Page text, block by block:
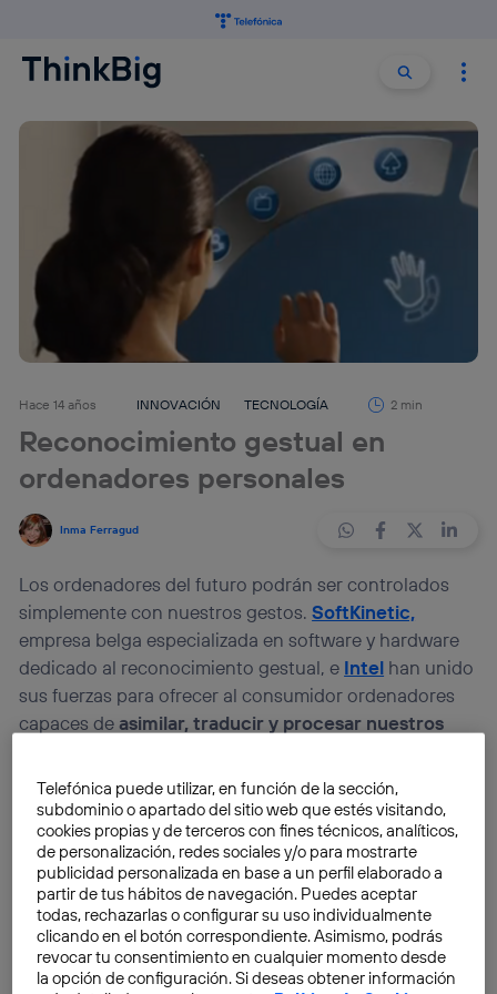
Buscar
Hace 14 años INNOVACIÓN TECNOLOGÍA 2 min
Reconocimiento gestual en
ordenadores personales
Inma Ferragud
Los ordenadores del futuro podrán ser controlados
simplemente con nuestros gestos.SoftKinetic,
empresa belga especializada en software y hardware
dedicado al reconocimiento gestual, e Intel han unido
sus fuerzas para ofrecer al consumidor ordenadores
capaces deasimilar, traducir y procesar nuestros
necesidad de la intervención de otros dispositivos
externos para regular el funcionamiento.
Supuestamente, esto será realidad en el horizonte de
2013. Pero lo que sí es cierto es que abre las puertas a
una nueva forma de entender la tecnología de
consumo.
Centrados en el desarrollo y la producción de cámaras
Telefónica puede utilizar, en función de la sección,
subdominio o apartado del sitio web que estés visitando,
cookies propias y de terceros con fines técnicos, analíticos,
de personalización, redes sociales y/o para mostrarte
publicidad personalizada en base a un perfil elaborado a
partir de tus hábitos de navegación. Puedes aceptar
todas, rechazarlas o configurar su uso individualmente
clicando en el botón correspondiente. Asimismo, podrás
revocar tu consentimiento en cualquier momento desde
la opción de configuración. Si deseas obtener información